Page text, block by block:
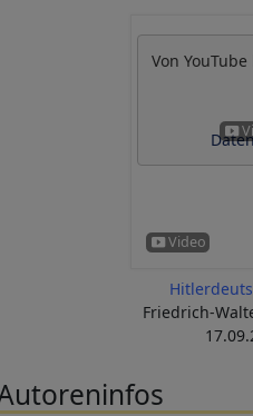
Von YouTube
Friedrich-